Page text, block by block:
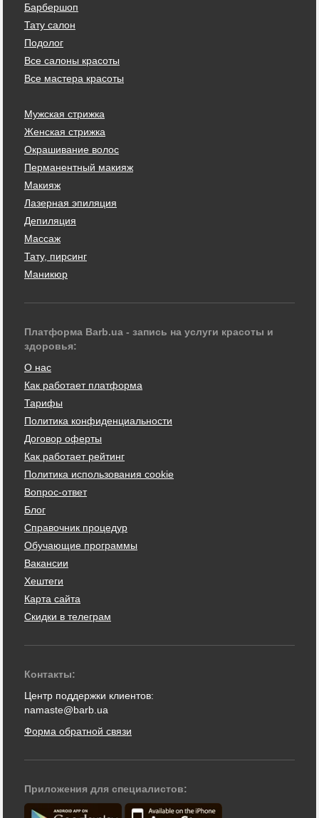
Барбершоп
Тату салон
Подолог
Все салоны красоты
Все мастера красоты
Мужская стрижка
Женская стрижка
Окрашивание волос
Перманентный макияж
Макияж
Лазерная эпиляция
Депиляция
Массаж
Тату, пирсинг
Маникюр
Платформа Barb.ua - запись на услуги красоты и
здоровья:
О нас
Как работает платформа
Тарифы
Политика конфиденциальности
Договор оферты
Как работает рейтинг
Политика использования cookie
Вопрос-ответ
Блог
Справочник процедур
Обучающие программы
Вакансии
Хештеги
Карта сайта
Скидки в телеграм
Контакты:
Центр поддержки клиентов:
namaste@barb.ua
Форма обратной связи
Приложения для специалистов: